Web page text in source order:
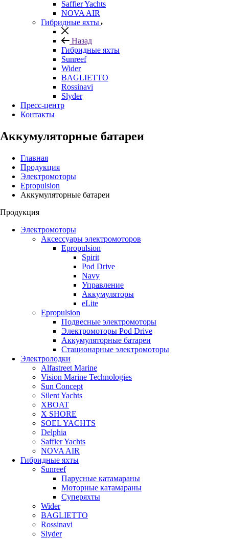
Saffier Yachts
NOVA AIR
Гибридные яхты
Назад
Гибридные яхты
Sunreef
Wider
BAGLIETTO
Rossinavi
Slyder
Пресс-центр
Контакты
Аккумуляторные батареи
Главная
Продукция
Электромоторы
Epropulsion
Аккумуляторные батареи
Продукция
Электромоторы
Аксессуары электромоторов
Epropulsion
Spirit
Pod Drive
Navy
Управление
Аккумуляторы
eLite
Epropulsion
Подвесные электромоторы
Электромоторы Pod Drive
Аккумуляторные батареи
Стационарные электромоторы
Электролодки
Alfastreet Marine
Vision Marine Technologies
Sun Concept
Silent Yachts
XBOAT
X SHORE
SOEL YACHTS
Delphia
Saffier Yachts
NOVA AIR
Гибридные яхты
Sunreef
Парусные катамараны
Моторные катамараны
Суперяхты
Wider
BAGLIETTO
Rossinavi
Slyder